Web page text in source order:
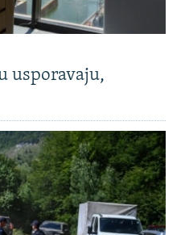
usporavaju,